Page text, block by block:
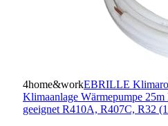
4home&workEBRILLE
Klimaanlage Wärmepumpe
geeignet R410A, R407C, R32